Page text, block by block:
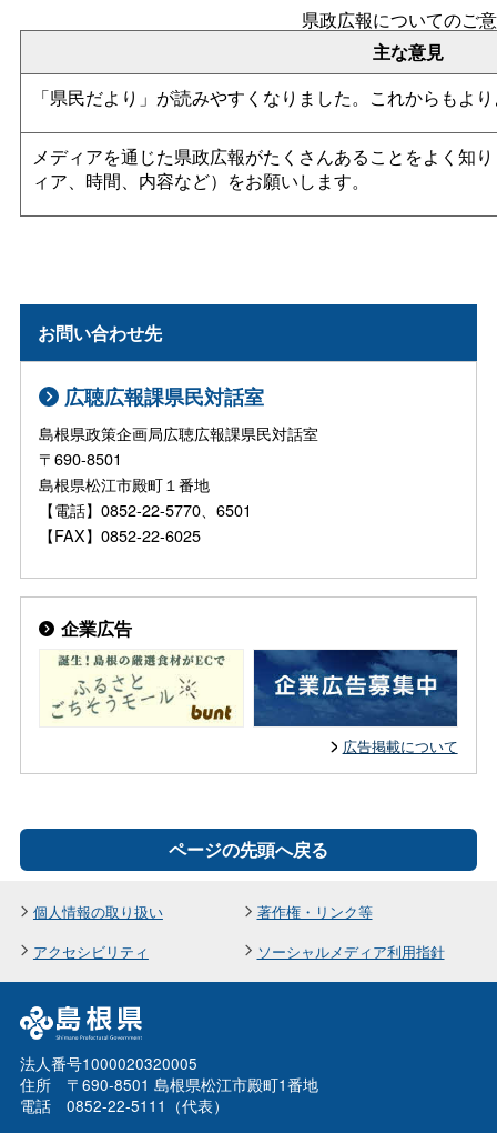
県政広報についてのご
主な意見
「県民だより」が読みやすくなりました。これからもよ
メディアを通じた県政広報がたくさんあることをよく知
ィア、時間、内容など）をお願いします。
お問い合わせ先
広聴広報課県民対話室
島根県政策企画局広聴広報課県民対話室
〒690-8501
島根県松江市殿町１番地
【電話】0852-22-5770、6501
【FAX】0852-22-6025
企業広告
広告掲載について
ページの先頭へ戻る
個人情報の取り扱い
著作権・リンク等
アクセシビリティ
ソーシャルメディア利用指針
法人番号1000020320005
住所 〒690-8501 島根県松江市殿町1番地
電話 0852-22-5111（代表）